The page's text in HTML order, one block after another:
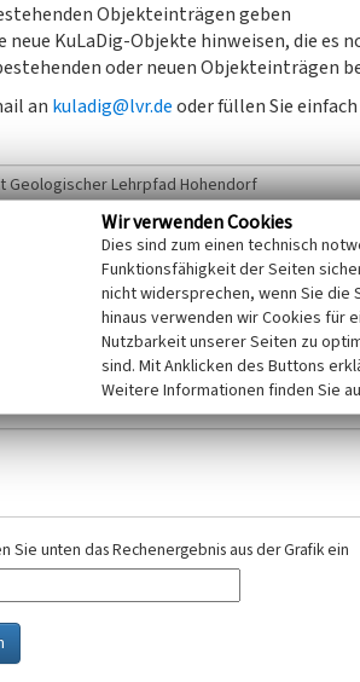
Objekteinträgen geben
neue KuLaDig-Objekte hinweisen, die es
oder neuen Objekteinträgen
an kuladig@lvr.deoder füllen Sie
Ihres Namens und Ihrer E-Mail-Adresse.
entsprechend der Vorschriften des
(EU-DSGVO) vertraulich behandelt, beachten Sie
Sie unten das Rechenergebnis aus der Grafik ein
Wir verwenden Cookies
Dies sind zum einen technisch
Funktionsfähigkeit der Seiten
nicht widersprechen, wenn Sie die
hinaus verwenden wir Cookies für
Nutzbarkeit unserer Seiten zu
sind. Mit Anklicken des Buttons
Weitere Informationen finden Sie